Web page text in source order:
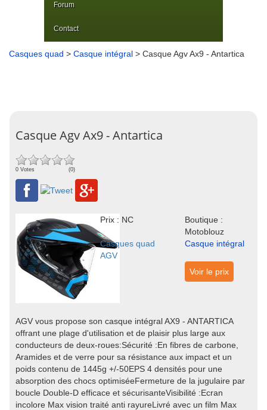
Forum
Contact
Casques quad > Casque intégral > Casque Agv Ax9 - Antartica
Casque Agv Ax9 - Antartica
0 Votes (0)
Prix : NC
Boutique :
Motoblouz
Casques quad
AGV
Casque intégral
Voir le prix
AGV vous propose son casque intégral AX9 - ANTARTICA
offrant une plage d'utilisation et de plaisir plus large aux
conducteurs de deux-roues:Sécurité :En fibres de carbone,
Aramides et de verre pour sa résistance aux impact et un
poids contenu de 1445g +/-50EPS 4 densités pour une
absorption des chocs optimiséeFermeture de la jugulaire par
boucle Double-D efficace et sécurisanteVisibilité :Ecran
incolore Max vision traité anti rayureLivré avec un film Max